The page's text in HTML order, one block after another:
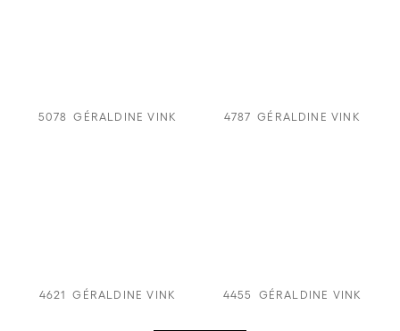
5078 GÉRALDINE VINK 4787 GÉRALDINE VINK
4621 GÉRALDINE VINK 4455 GÉRALDINE VINK